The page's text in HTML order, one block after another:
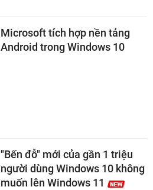
Microsoft tích hợp nền tảng
Android trong Windows 10
"Bến đỗ" mới của gần 1 triệu
người dùng Windows 10 không
muốn lên Windows 11